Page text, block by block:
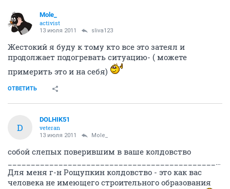
Mole_
activist
13 июля 2011 sliva123
Жестокий я буду к тому кто все это затеял и
продолжает подогревать ситуацию- ( можете
примерить это и на себя)
ОТВЕТИТЬ
D
DOLHIK51
veteran
13 июля 2011 Mole_
собой слепых поверившим в ваше колдовство
Для меня г-н Рощупкин колдовство - это как вас
человека не имеющего строительного образования